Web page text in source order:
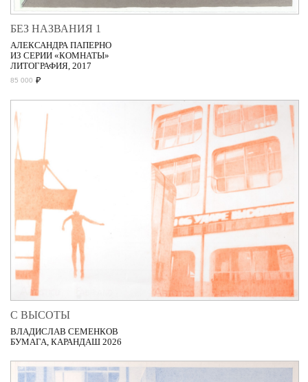
БЕЗ НАЗВАНИЯ 1
АЛЕКСАНДРА ПАПЕРНО
ИЗ СЕРИИ «КОМНАТЫ»
ЛИТОГРАФИЯ, 2017
85 000 ₽
С ВЫСОТЫ
ВЛАДИСЛАВ СЕМЕНКОВ
БУМАГА, КАРАНДАШ 2026